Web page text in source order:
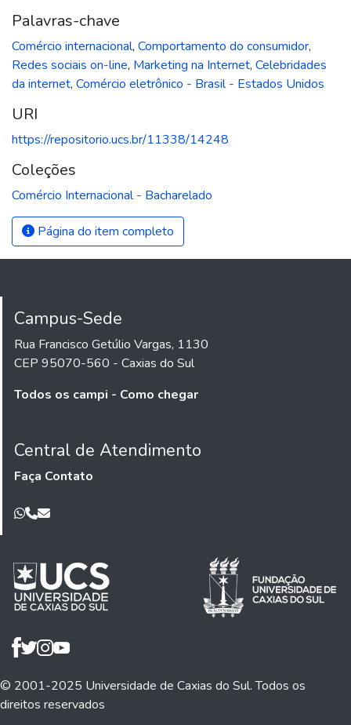
Palavras-chave
Comércio internacional, Comportamento do consumidor,
Redes sociais on-line, Marketing na Internet, Celebridades
da internet, Comércio eletrônico - Brasil - Estados Unidos
URI
https://repositorio.ucs.br/11338/14248
Coleções
Comércio Internacional - Bacharelado
Página do item completo
Campus-Sede
Rua Francisco Getúlio Vargas, 1130
CEP 95070-560 - Caxias do Sul
Todos os campi - Como chegar
Central de Atendimento
Faça Contato
© 2001-2025 Universidade de Caxias do Sul. Todos os
direitos reservados